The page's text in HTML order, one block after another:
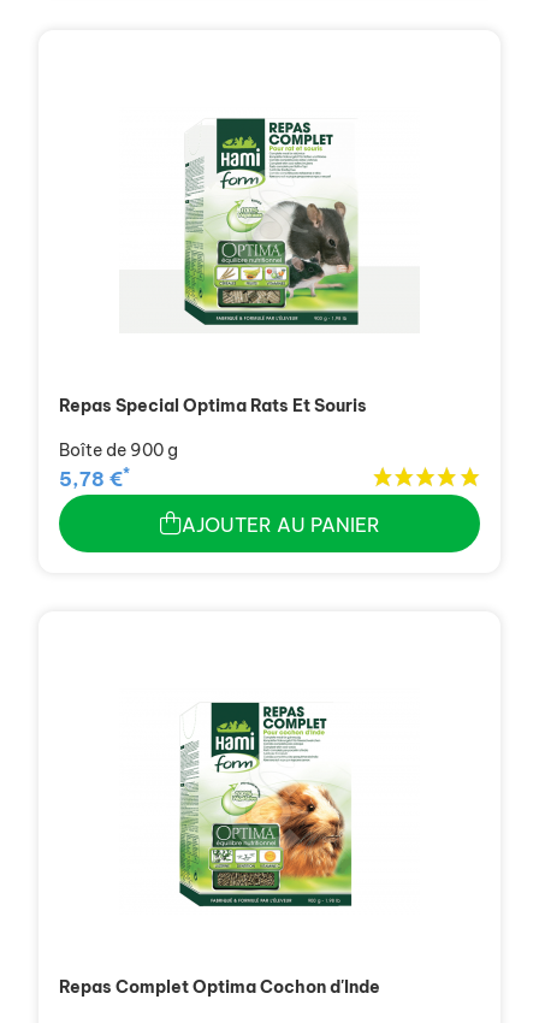
Repas Special Optima Rats Et Souris
Boîte de 900 g
5,78 €*
AJOUTER AU PANIER
Repas Complet Optima Cochon d'Inde